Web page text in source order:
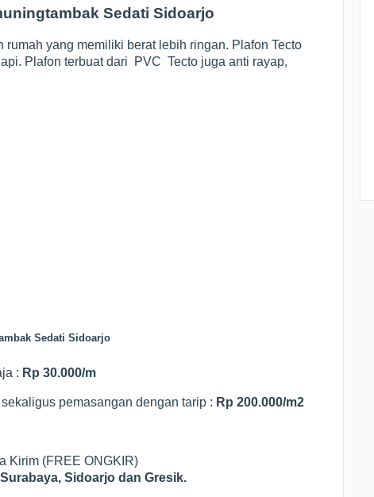
Sedati Sidoarjo
yang memiliki berat lebih ringan. Plafon Tecto
Plafon terbuat dari PVC Tecto juga anti rayap,
Sedati Sidoarjo
: Rp 30.000/m
pemasangan dengan tarip : Rp 200.000/m2
Kirim (FREE ONGKIR)
Surabaya, Sidoarjo dan Gresik.